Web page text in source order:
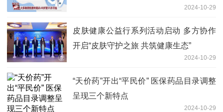
2024-10-29
皮肤健康公益行系列活动启动 多方协作
开启“皮肤守护之旅 共筑健康生态”
2024-10-29
“天价药”开出“平民价” 医保药品目录调整
呈现三个新特点
2024-10-29